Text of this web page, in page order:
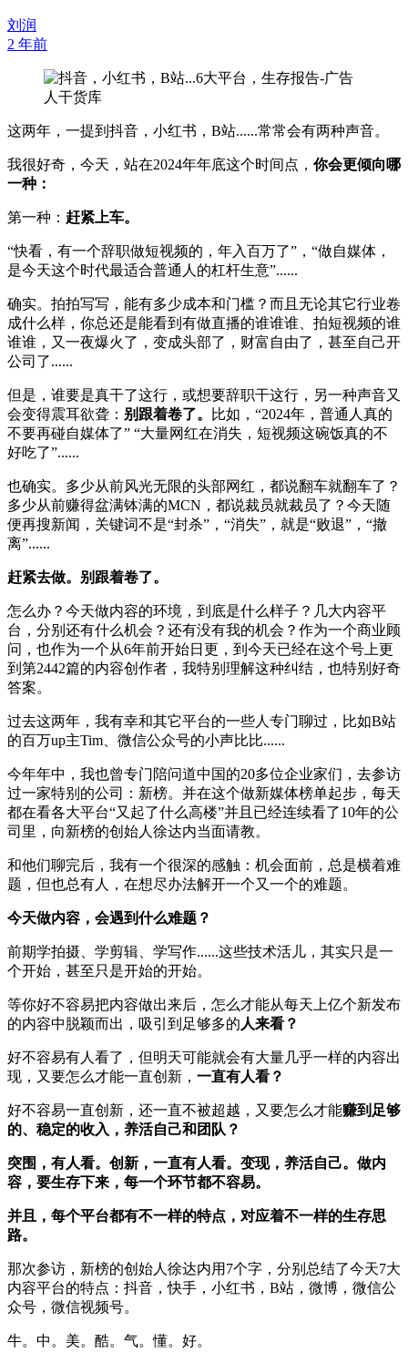
刘润
2 年前
这两年，一提到抖音，小红书，B站......常常会有两种声音。
我很好奇，今天，站在2024年年底这个时间点， 你会更倾向哪
一种：
第一种： 赶紧上车。
“快看，有一个辞职做短视频的，年入百万了”，“做自媒体，
是今天这个时代最适合普通人的杠杆生意”......
确实。拍拍写写，能有多少成本和门槛？而且无论其它行业卷
成什么样，你总还是能看到有做直播的谁谁谁、拍短视频的谁
谁谁，又一夜爆火了，变成头部了，财富自由了，甚至自己开
公司了......
但是，谁要是真干了这行，或想要辞职干这行，另一种声音又
会变得震耳欲聋： 别跟着卷了。
比如，“2024年，普通人真的
不要再碰自媒体了” “大量网红在消失，短视频这碗饭真的不
好吃了”......
也确实。多少从前风光无限的头部网红，都说翻车就翻车了？
多少从前赚得盆满钵满的MCN，都说裁员就裁员了？今天随
便再搜新闻，关键词不是“封杀”，“消失”，就是“败退”，“撤
离”......
赶紧去做。别跟着卷了。
怎么办？今天做内容的环境，到底是什么样子？几大内容平
台，分别还有什么机会？还有没有我的机会？作为一个商业顾
问，也作为一个从6年前开始日更，到今天已经在这个号上更
到第2442篇的内容创作者，我特别理解这种纠结，也特别好奇
答案。
过去这两年，我有幸和其它平台的一些人专门聊过，比如B站
的百万up主Tim、微信公众号的小声比比......
今年年中，我也曾专门陪问道中国的20多位企业家们，去参访
过一家特别的公司：新榜。并在这个做新媒体榜单起步，每天
都在看各大平台“又起了什么高楼”并且已经连续看了10年的公
司里，向新榜的创始人徐达内当面请教。
和他们聊完后，我有一个很深的感触：机会面前，总是横着难
题，但也总有人，在想尽办法解开一个又一个的难题。
今天做内容，会遇到什么难题？
前期学拍摄、学剪辑、学写作......这些技术活儿，其实只是一
个开始，甚至只是开始的开始。
等你好不容易把内容做出来后，怎么才能从每天上亿个新发布
的内容中脱颖而出，吸引到足够多的 人来看？
好不容易有人看了，但明天可能就会有大量几乎一样的内容出
现，又要怎么才能一直创新， 一直有人看？
好不容易一直创新，还一直不被超越，又要怎么才能赚到足够
的、稳定的收入，养活自己和团队？
突围，有人看。创新，一直有人看。变现，养活自己。做内
容，要生存下来，每一个环节都不容易。
并且，每个平台都有不一样的特点，对应着不一样的生存思
路。
那次参访，新榜的创始人徐达内用7个字，分别总结了今天7大
内容平台的特点：抖音，快手，小红书，B站，微博，微信公
众号，微信视频号。
牛。中。美。酷。气。懂。好。